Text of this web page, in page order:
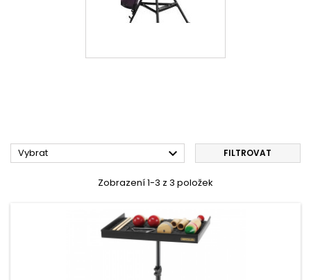
Vybrat  FILTROVAT
Zobrazení 1-3 z 3 položek